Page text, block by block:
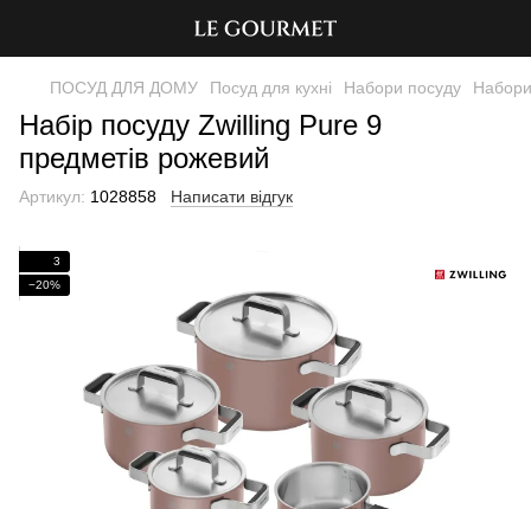
ПОСУД ДЛЯ ДОМУ Посуд для кухні Набори посуду
Набір посуду Zwilling Pure 9
предметів рожевий
Артикул: 1028858 Написати відгук
3
−20%